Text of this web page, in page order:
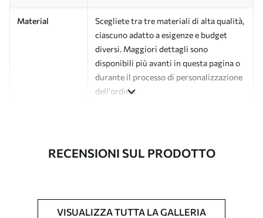
Material
Scegliete tra tre materiali di alta qualità,
ciascuno adatto a esigenze e budget
diversi. Maggiori dettagli sono
disponibili più avanti in questa pagina o
durante il processo di personalizzazione
dell'ordine.
Produzione
L'immagine viene stampata nel formato
RECENSIONI SUL PRODOTTO
VISUALIZZA TUTTA LA GALLERIA